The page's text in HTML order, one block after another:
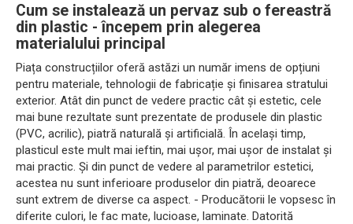
Cum se instalează un pervaz sub o fereastră
din plastic - începem prin alegerea
materialului principal
Piața construcțiilor oferă astăzi un număr imens de opțiuni
pentru materiale, tehnologii de fabricație și finisarea stratului
exterior. Atât din punct de vedere practic cât și estetic, cele
mai bune rezultate sunt prezentate de produsele din plastic
(PVC, acrilic), piatră naturală și artificială. În același timp,
plasticul este mult mai ieftin, mai ușor, mai ușor de instalat și
mai practic. Și din punct de vedere al parametrilor estetici,
acestea nu sunt inferioare produselor din piatră, deoarece
sunt extrem de diverse ca aspect. - Producătorii le vopsesc în
diferite culori, le fac mate, lucioase, laminate. Datorită